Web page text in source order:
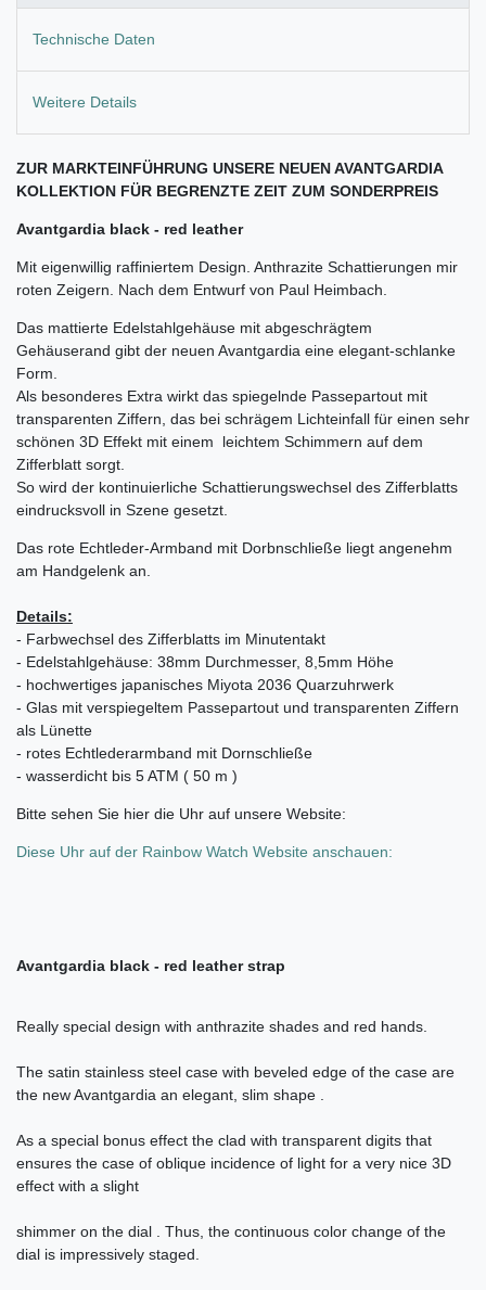
Technische Daten
Weitere Details
ZUR MARKTEINFÜHRUNG UNSERE NEUEN AVANTGARDIA
KOLLEKTION FÜR BEGRENZTE ZEIT ZUM SONDERPREIS
Avantgardia black - red leather
Mit eigenwillig raffiniertem Design. Anthrazite Schattierungen mir
roten Zeigern. Nach dem Entwurf von Paul Heimbach.
Das mattierte Edelstahlgehäuse mit abgeschrägtem
Gehäuserand gibt der neuen Avantgardia eine elegant-schlanke
Form.
Als besonderes Extra wirkt das spiegelnde Passepartout mit
transparenten Ziffern, das bei schrägem Lichteinfall für einen sehr
schönen 3D Effekt mit einem leichtem Schimmern auf dem
Zifferblatt sorgt.
So wird der kontinuierliche Schattierungswechsel des Zifferblatts
eindrucksvoll in Szene gesetzt.
Das rote Echtleder-Armband mit Dorbnschließe liegt angenehm
am Handgelenk an.
Details:
- Farbwechsel des Zifferblatts im Minutentakt
- Edelstahlgehäuse: 38mm Durchmesser, 8,5mm Höhe
- hochwertiges japanisches Miyota 2036 Quarzuhrwerk
- Glas mit verspiegeltem Passepartout und transparenten Ziffern
als Lünette
- rotes Echtlederarmband mit Dornschließe
- wasserdicht bis 5 ATM ( 50 m )
Bitte sehen Sie hier die Uhr auf unsere Website:
Diese Uhr auf der Rainbow Watch Website anschauen:
Avantgardia black - red leather strap
Really special design with anthrazite shades and red hands.
The satin stainless steel case with beveled edge of the case are
the new Avantgardia an elegant, slim shape .
As a special bonus effect the clad with transparent digits that
ensures the case of oblique incidence of light for a very nice 3D
effect with a slight
shimmer on the dial . Thus, the continuous color change of the
dial is impressively staged.